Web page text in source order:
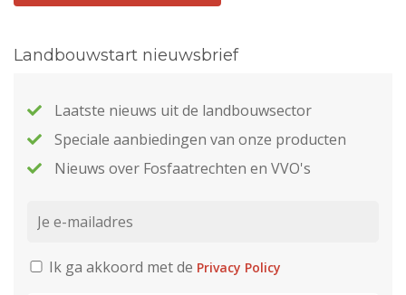
Landbouwstart nieuwsbrief
Laatste nieuws uit de landbouwsector
Speciale aanbiedingen van onze producten
Nieuws over Fosfaatrechten en VVO's
Ik ga akkoord met de Privacy Policy